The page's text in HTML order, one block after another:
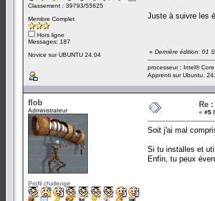
Classement : 39793/55625
Membre Complet
Hors ligne
Messages: 187
Novice sur UBUNTU 24.04
Juste à suivre les
« Dernière édition: 01
processeur : Intel®
Apprenti sur Ubuntu.
flob
Administrateur
Profil challenge
Re
« #5
Soit j'ai mal
Si tu installes et
Enfin, tu peux